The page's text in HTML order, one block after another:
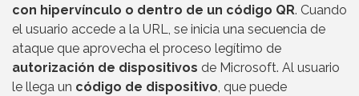
con hipervínculo o dentro de un código QR. Cuando
el usuario accede a la URL, se inicia una secuencia de
ataque que aprovecha el proceso legítimo de
autorización de dispositivos de Microsoft. Al usuario
le llega un código de dispositivo, que puede